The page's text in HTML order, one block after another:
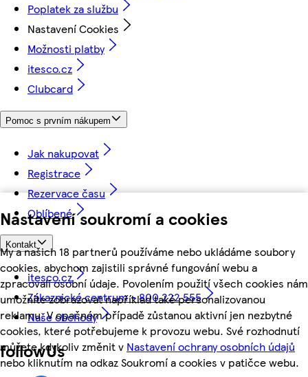
Nastavení soukromí a cookies
My a našich 18 partnerů používáme nebo ukládáme soubory
cookies, abychom zajistili správné fungování webu a
zpracovali osobní údaje. Povolením použití všech cookies nám
umožníte zobrazovat například také personalizovanou
reklamu. V opačném případě zůstanou aktivní jen nezbytné
cookies, které potřebujeme k provozu webu. Své rozhodnutí
můžete kdykoliv změnit v Nastavení ochrany osobních údajů
nebo kliknutím na odkaz Soukromí a cookies v patičce webu.
Poplatek za službu
Nastavení Cookies
Možnosti platby
itesco.cz
Clubcard
Pomoc s prvním nákupem
Jak nakupovat
Registrace
Rezervace času
Oblíbené
Kontakt
itesco.cz
Zákaznické centrum - 800 222 555
Naše obchody
followUs